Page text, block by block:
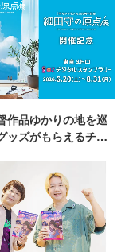
作品ゆかりの地を巡
ッズがもらえるチャ